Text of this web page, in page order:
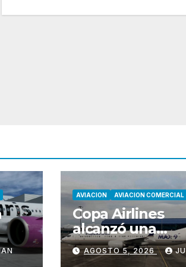
AVIACION AVIACION COMERCIAL
Copa Airlines
alcanzó una
ocupación del
89,7% en julio
AGOSTO 5, 2026